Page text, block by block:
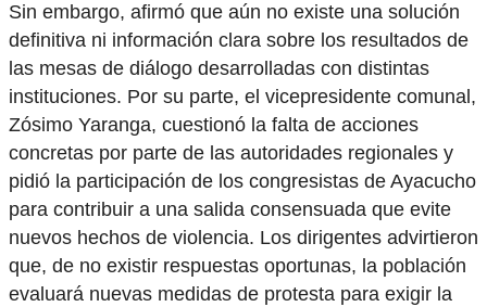
Sin embargo, afirmó que aún no existe una solución
definitiva ni información clara sobre los resultados de
las mesas de diálogo desarrolladas con distintas
instituciones. Por su parte, el vicepresidente comunal,
Zósimo Yaranga, cuestionó la falta de acciones
concretas por parte de las autoridades regionales y
pidió la participación de los congresistas de Ayacucho
para contribuir a una salida consensuada que evite
nuevos hechos de violencia. Los dirigentes advirtieron
que, de no existir respuestas oportunas, la población
evaluará nuevas medidas de protesta para exigir la